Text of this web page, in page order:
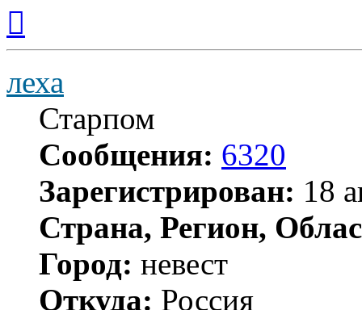
началу
леха
Старпом
Сообщения: 6320
Зарегистрирован: 18
Страна, Регион,
Город: невест
Откуда: Россия